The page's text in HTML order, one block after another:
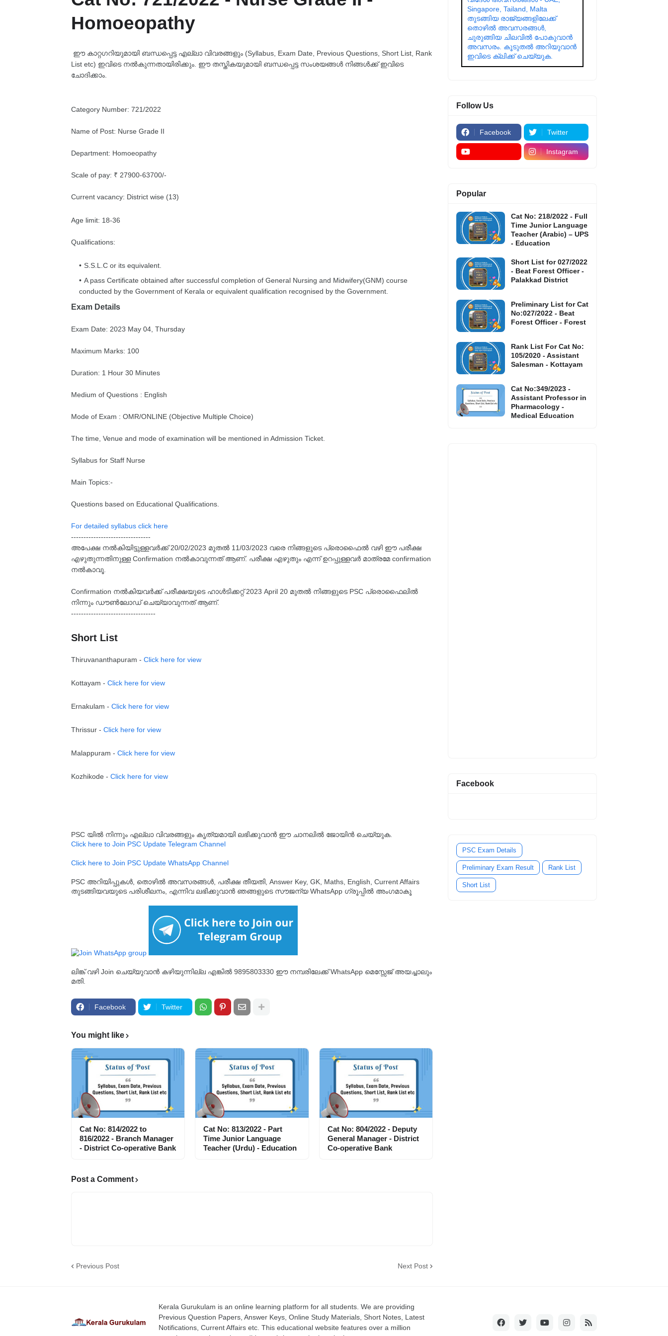
Homoeopathy
ഈ കാറ്റഗറിയുമായി ബന്ധപ്പെട്ട എല്ലാ വിവരങ്ങളും (Syllabus, Exam Date, Previous Questions, Short List, Rank
List etc) ഇവിടെ നൽകുന്നതായിരിക്കും. ഈ തസ്തികയുമായി ബന്ധപ്പെട്ട സംശയങ്ങൾ നിങ്ങൾക്ക് ഇവിടെ
ചോദിക്കാം.
Category Number: 721/2022
Name of Post: Nurse Grade II
Department: Homoeopathy
Scale of pay: ₹ 27900-63700/-
Current vacancy: District wise (13)
Age limit: 18-36
Qualifications:
S.S.L.C or its equivalent.
A pass Certificate obtained after successful completion of General Nursing and Midwifery(GNM) course
conducted by the Government of Kerala or equivalent qualification recognised by the Government.
Exam Details
Exam Date: 2023 May 04, Thursday
Maximum Marks: 100
Duration: 1 Hour 30 Minutes
Medium of Questions : English
Mode of Exam : OMR/ONLINE (Objective Multiple Choice)
The time, Venue and mode of examination will be mentioned in Admission Ticket.
Syllabus for Staff Nurse
Main Topics:-
Questions based on Educational Qualifications.
For detailed syllabus click here
--------------------------------
അപേക്ഷ നൽകിയിട്ടുള്ളവർക്ക് 20/02/2023 മുതൽ 11/03/2023 വരെ നിങ്ങളുടെ പ്രൊഫൈൽ വഴി ഈ പരീക്ഷ
എഴുതുന്നതിനുള്ള Confirmation നൽകാവുന്നത് ആണ്. പരീക്ഷ എഴുതും എന്ന് ഉറപ്പുള്ളവർ മാത്രമേ confirmation
നൽകാവൂ.
Confirmation നൽകിയവർക്ക് പരീക്ഷയുടെ ഹാൾടിക്കറ്റ് 2023 April 20 മുതൽ നിങ്ങളുടെ PSC പ്രൊഫൈലിൽ
നിന്നും ഡൗൺലോഡ് ചെയ്യാവുന്നത് ആണ്.
----------------------------------
Short List
Thiruvananthapuram - Click here for view
Kottayam - Click here for view
Ernakulam - Click here for view
Thrissur - Click here for view
Malappuram - Click here for view
Kozhikode - Click here for view
PSC യിൽ നിന്നും എല്ലാ വിവരങ്ങളും കൃത്യമായി ലഭിക്കുവാൻ ഈ ചാനലിൽ ജോയിൻ ചെയ്യുക.
Click here to Join PSC Update Telegram Channel
Click here to Join PSC Update WhatsApp Channel
PSC അറിയിപ്പുകൾ, തൊഴിൽ അവസരങ്ങൾ, പരീക്ഷ തീയതി, Answer Key, GK, Maths, English, Current Affairs
തുടങ്ങിയവയുടെ പരിശീലനം, എന്നിവ ലഭിക്കുവാൻ ഞങ്ങളുടെ സൗജന്യ WhatsApp ഗ്രൂപ്പിൽ അംഗമാകൂ
ലിങ്ക് വഴി Join ചെയ്യുവാൻ കഴിയുന്നില്ല എങ്കിൽ 9895803330 ഈ നമ്പരിലേക്ക് WhatsApp മെസ്സേജ് അയച്ചാലും
മതി.
Facebook Twitter
You might like
Cat No: 814/2022 to
816/2022 - Branch Manager
- District Co-operative Bank
Cat No: 813/2022 - Part
Time Junior Language
Teacher (Urdu) - Education
Cat No: 804/2022 - Deputy
General Manager - District
Co-operative Bank
Post a Comment
Previous Post Next Post
Singapore, Tailand, Malta
തുടങ്ങിയ രാജ്യങ്ങളിലേക്ക്
തൊഴിൽ അവസരങ്ങൾ,
ചുരുങ്ങിയ ചിലവിൽ പോകുവാൻ
അവസരം. കൂടുതൽ അറിയുവാൻ
ഇവിടെ ക്ലിക്ക് ചെയ്യുക.
Follow Us
Facebook Twitter
Instagram
Popular
Cat No: 218/2022 - Full
Time Junior Language
Teacher (Arabic) – UPS
- Education
Short List for 027/2022
- Beat Forest Officer -
Palakkad District
Preliminary List for Cat
No:027/2022 - Beat
Forest Officer - Forest
Rank List For Cat No:
105/2020 - Assistant
Salesman - Kottayam
Cat No:349/2023 -
Assistant Professor in
Pharmacology -
Medical Education
Facebook
PSC Exam Details
Preliminary Exam Result Rank List
Short List
Kerala Gurukulam is an online learning platform for all students. We are providing
Previous Question Papers, Answer Keys, Online Study Materials, Short Notes, Latest
Notifications, Current Affairs etc. This educational website features over a million